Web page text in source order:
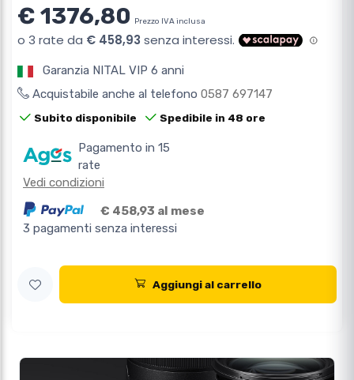
€ 1376,80 Prezzo IVA inclusa
Garanzia NITAL VIP 6 anni
Acquistabile anche al telefono 0587 697147
Subito disponibile Spedibile in 48 ore
Pagamento in 15
rate
Vedi condizioni
€ 458,93 al mese
3 pagamenti senza interessi
Aggiungi al carrello